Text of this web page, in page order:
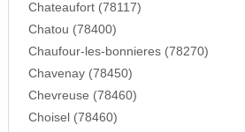
Chateaufort (78117)
Chatou (78400)
Chaufour-les-bonnieres (78270)
Chavenay (78450)
Chevreuse (78460)
Choisel (78460)